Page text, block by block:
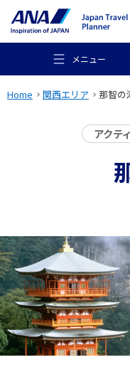
メニュー
行き先
旅のお役立ち情報
Home 関西エリア 那智の
アクテ